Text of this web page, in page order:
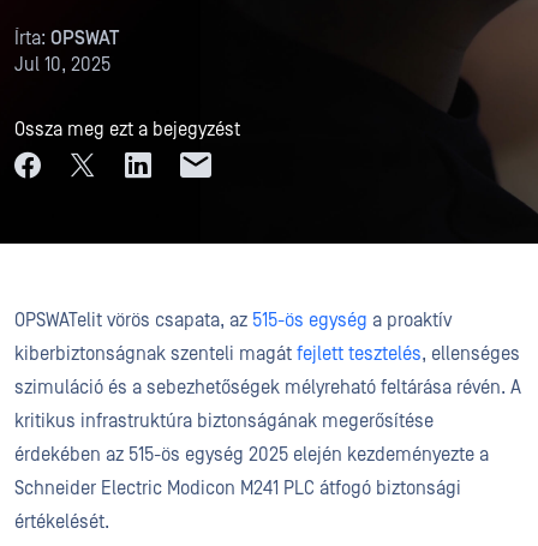
Írta: OPSWAT
Jul 10, 2025
Ossza meg ezt a bejegyzést
OPSWATelit vörös csapata, az 515-ös egység a proaktív
kiberbiztonságnak szenteli magát fejlett tesztelés, ellenséges
szimuláció és a sebezhetőségek mélyreható feltárása révén. A
kritikus infrastruktúra biztonságának megerősítése
érdekében az 515-ös egység 2025 elején kezdeményezte a
Schneider Electric Modicon M241 PLC átfogó biztonsági
értékelését.